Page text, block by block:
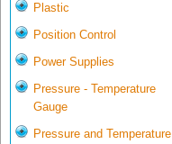
Plastic
Position Control
Power Supplies
Pressure - Temperature
Gauge
Pressure and Temperature